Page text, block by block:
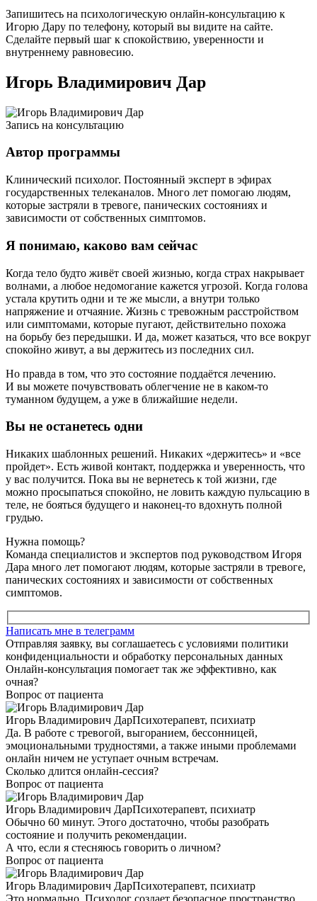
Запишитесь на психологическую онлайн-консультацию к
Игорю Дару по телефону, который вы видите на сайте.
Сделайте первый шаг к спокойствию, уверенности и
внутреннему равновесию.
Игорь Владимирович Дар
Запись на консультацию
Автор программы
Клинический психолог. Постоянный эксперт в эфирах
государственных телеканалов. Много лет помогаю людям,
которые застряли в тревоге, панических состояниях и
зависимости от собственных симптомов.
Я понимаю, каково вам сейчас
Когда тело будто живёт своей жизнью, когда страх накрывает
волнами, а любое недомогание кажется угрозой. Когда голова
устала крутить одни и те же мысли, а внутри только
напряжение и отчаяние. Жизнь с тревожным расстройством
или симптомами, которые пугают, действительно похожа
на борьбу без передышки. И да, может казаться, что все вокруг
спокойно живут, а вы держитесь из последних сил.
Но правда в том, что это состояние поддаётся лечению.
И вы можете почувствовать облегчение не в каком‑то
туманном будущем, а уже в ближайшие недели.
Вы не останетесь одни
Никаких шаблонных решений. Никаких «держитесь» и «все
пройдет». Есть живой контакт, поддержка и уверенность, что
у вас получится. Пока вы не вернетесь к той жизни, где
можно просыпаться спокойно, не ловить каждую пульсацию в
теле, не бояться будущего и наконец-то вдохнуть полной
грудью.
Нужна помощь?
Команда специалистов и экспертов под руководством Игоря
Дара много лет помогают людям, которые застряли в тревоге,
панических состояниях и зависимости от собственных
симптомов.
Написать мне в телеграмм
Отправляя заявку, вы соглашаетесь с условиями политики
конфиденциальности и обработку персональных данных
Онлайн-консультация помогает так же эффективно, как
очная?
Вопрос от пациента
Игорь Владимирович ДарПсихотерапевт, психиатр
Да. В работе с тревогой, выгоранием, бессонницей,
эмоциональными трудностями, а также иными проблемами
онлайн ничем не уступает очным встречам.
Сколько длится онлайн-сессия?
Вопрос от пациента
Игорь Владимирович ДарПсихотерапевт, психиатр
Обычно 60 минут. Этого достаточно, чтобы разобрать
состояние и получить рекомендации.
А что, если я стесняюсь говорить о личном?
Вопрос от пациента
Игорь Владимирович ДарПсихотерапевт, психиатр
Это нормально. Психолог создает безопасное пространство,